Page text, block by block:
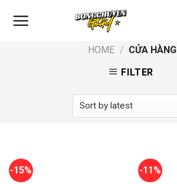
HOME / CỬA HÀNG
FILTER
-15% -11%